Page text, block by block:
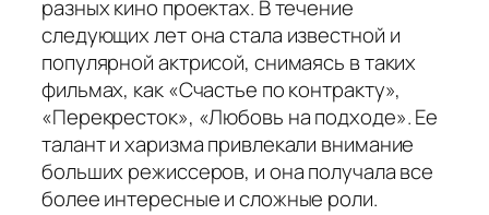
разных кино проектах. В течение
следующих лет она стала известной и
популярной актрисой, снимаясь в таких
фильмах, как «Счастье по контракту»,
«Перекресток», «Любовь на подходе». Ее
талант и харизма привлекали внимание
больших режиссеров, и она получала все
более интересные и сложные роли.